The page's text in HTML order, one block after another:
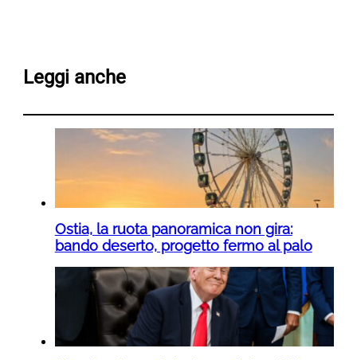
Leggi anche
Ostia, la ruota panoramica non gira:
bando deserto, progetto fermo al palo